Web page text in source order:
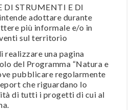
DI STRUMENTI E DI
adottare durante
più informale e/o in
sul territorio
realizzare una pagina
del Programma “Natura e
pubblicare regolarmente
che riguardano lo
di tutti i progetti di cui al